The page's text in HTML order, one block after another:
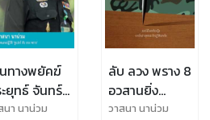
ทางพยัคฆ์
ยุทธ์ จันทร์
า
นา นาน่วม
ลับ ลวง พราง 8
อวสานยิ่ง
ลักษณ์
วาสนา นาน่วม